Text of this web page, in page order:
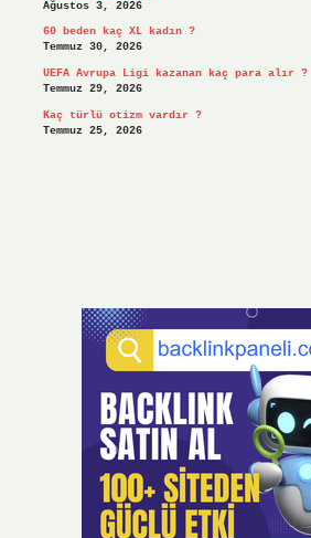
Ağustos 3, 2026
60 beden kaç XL kadın ?
Temmuz 30, 2026
UEFA Avrupa Ligi kazanan kaç para alır ?
Temmuz 29, 2026
Kaç türlü otizm vardır ?
Temmuz 25, 2026